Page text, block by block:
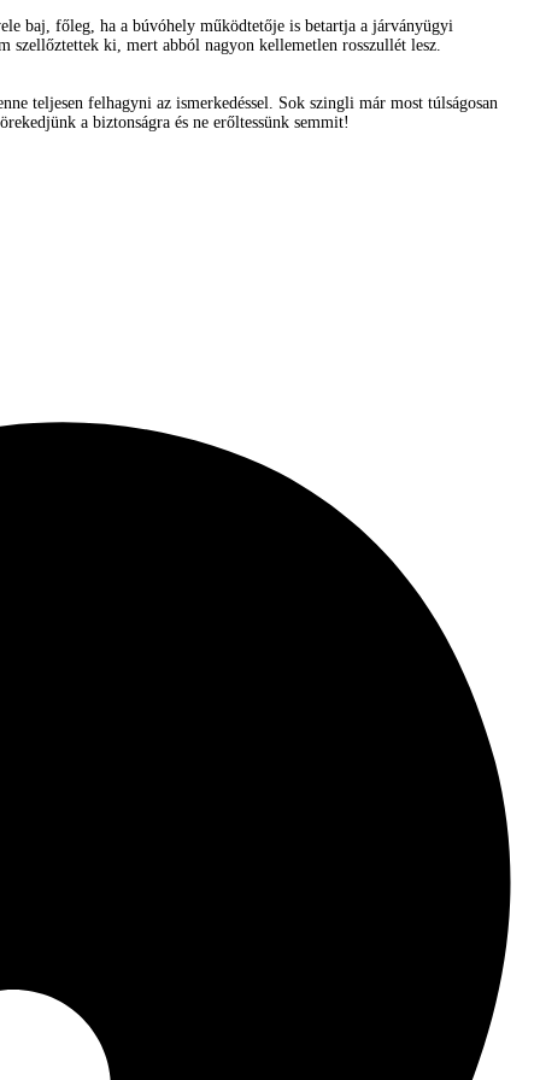
baj, főleg, ha a búvóhely működtetője is betartja a járványügyi
ki, mert abból nagyon kellemetlen rosszullét lesz.
teljesen felhagyni az ismerkedéssel. Sok szingli már most túlságosan
a biztonságra és ne erőltessünk semmit!